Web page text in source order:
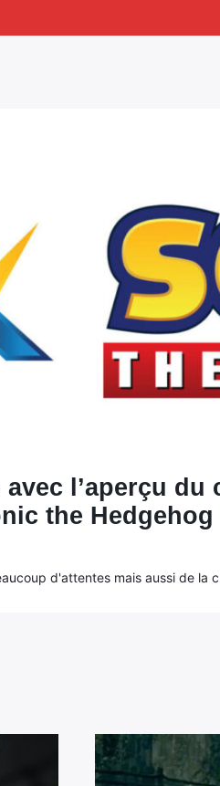
l’aperçu du
the Hedgehog
d'attentes mais aussi de la